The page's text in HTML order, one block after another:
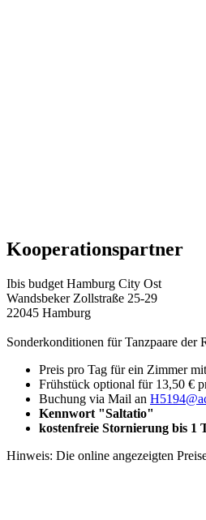
Kooperationspartner
Ibis budget Hamburg City Ost
Wandsbeker Zollstraße 25-29
22045 Hamburg
Sonderkonditionen für Tanzpaare der
Preis pro Tag für ein Zimmer
Frühstück optional für 13,50 €
Buchung via Mail an
Kennwort "Saltatio"
kostenfreie Stornierung bis 1
Hinweis: Die online angezeigten